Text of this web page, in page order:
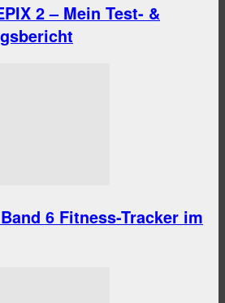
2 – Mein Test- &
6 Fitness-Tracker im